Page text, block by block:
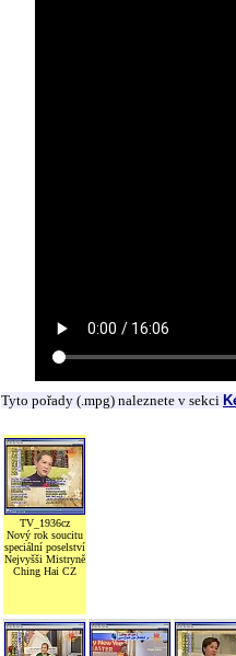
Tyto pořady (.mpg) naleznete v sekci
TV_1936cz
Nový rok soucitu
speciální poselství
Nejvyšši Mistryně
Ching Hai CZ